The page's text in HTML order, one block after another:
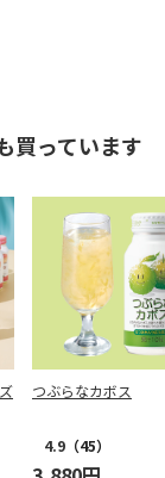
買っています
つぶらなカボス
4.9 （45）